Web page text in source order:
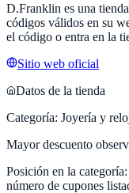
D.Franklin es una
códigos válidos en su
el código o entra en la
Sitio web oficial
Datos de la tienda
Categoría: Joyería y
Mayor descuento
Posición en la categoría:
número de cupones